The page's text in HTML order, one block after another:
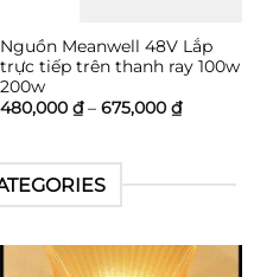
Nguồn Meanwell 48V Lắp
trực tiếp trên thanh ray 100w
200w
480,000 ₫ – 675,000 ₫Khoảng
giá:
675,000